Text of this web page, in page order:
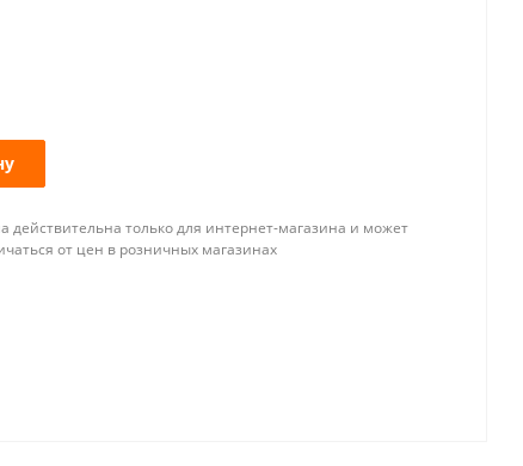
действительна только для интернет-магазина и может
от цен в розничных магазинах